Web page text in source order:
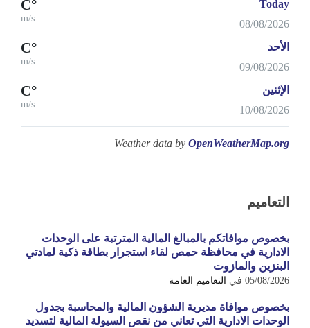
Today
08/08/2026
°C
m/s
الأحد
09/08/2026
°C
m/s
الإثنين
10/08/2026
°C
m/s
Weather data by OpenWeatherMap.org
التعاميم
بخصوص موافاتكم بالمبالغ المالية المترتبة على الوحدات
الادارية في محافظة حمص لقاء استجرار بطاقة ذكية لمادتي
البنزين والمازوت
05/08/2026 في التعاميم العامة
بخصوص موافاة مديرية الشؤون المالية والمحاسبة بجدول
الوحدات الادارية التي تعاني من نقص السيولة المالية لتسديد